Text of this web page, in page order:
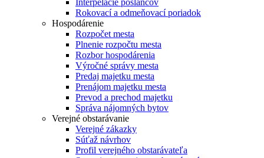
Interpelácie poslancov
Rokovací a odmeňovací poriadok
Hospodárenie
Rozpočet mesta
Plnenie rozpočtu mesta
Rozbor hospodárenia
Výročné správy mesta
Predaj majetku mesta
Prenájom majetku mesta
Prevod a prechod majetku
Správa nájomných bytov
Verejné obstarávanie
Verejné zákazky
Súťaž návrhov
Profil verejného obstarávateľa